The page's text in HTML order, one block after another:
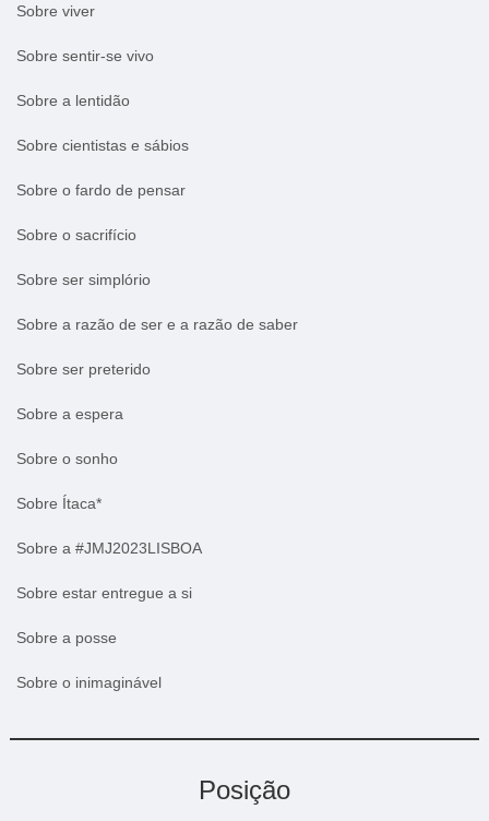
Sobre viver
Sobre sentir-se vivo
Sobre a lentidão
Sobre cientistas e sábios
Sobre o fardo de pensar
Sobre o sacrifício
Sobre ser simplório
Sobre a razão de ser e a razão de saber
Sobre ser preterido
Sobre a espera
Sobre o sonho
Sobre Ítaca*
Sobre a #JMJ2023LISBOA
Sobre estar entregue a si
Sobre a posse
Sobre o inimaginável
Posição